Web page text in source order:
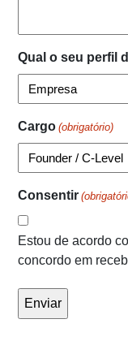
Qual o seu perfil
Cargo (obrigatório)
Consentir
Estou de acordo
concordo em